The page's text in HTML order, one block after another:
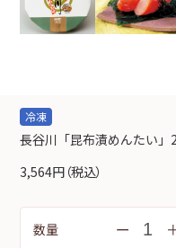
冷凍
長谷川「昆布漬めんたい」
3,564円 （税込）
数量 ー